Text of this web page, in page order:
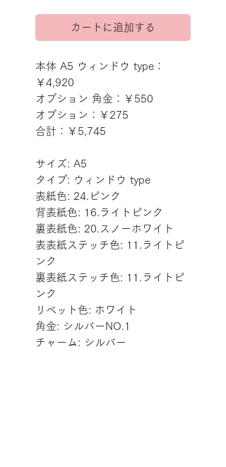
カートに追加する
本体 A5 ウィンドウ type：
￥4,920
オプション 角金：￥550
オプション：￥275
合計：￥5,745
サイズ: A5
タイプ: ウィンドウ type
表紙色: 24.ピンク
背表紙色: 16.ライトピンク
裏表紙色: 20.スノーホワイト
表表紙ステッチ色: 11.ライトピ
ンク
裏表紙ステッチ色: 11.ライトピ
ンク
リベット色: ホワイト
角金: シルバーNO.1
チャーム: シルバー